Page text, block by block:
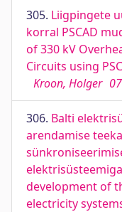
305. Liigpingete
korral PSCAD
of 330 kV
Circuits using
Kroon, Holger
306. Balti
arendamise
development of
electricity